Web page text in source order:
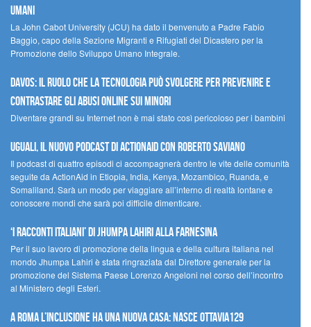
umani
La John Cabot University (JCU) ha dato il benvenuto a Padre Fabio
Baggio, capo della Sezione Migranti e Rifugiati del Dicastero per la
Promozione dello Sviluppo Umano Integrale.
Davos: il ruolo che la tecnologia può svolgere per prevenire e
contrastare gli abusi online sui minori
Diventare grandi su Internet non è mai stato così pericoloso per i bambini
UGUALI, il nuovo podcast di ACTIONAID con Roberto Saviano
Il podcast di quattro episodi ci accompagnerà dentro le vite delle comunità
seguite da ActionAid in Etiopia, India, Kenya, Mozambico, Ruanda, e
Somaliland. Sarà un modo per viaggiare all’interno di realtà lontane e
conoscere mondi che sarà poi difficile dimenticare.
‘I racconti italiani’ di Jhumpa Lahiri alla Farnesina
Per il suo lavoro di promozione della lingua e della cultura italiana nel
mondo Jhumpa Lahiri è stata ringraziata dal Direttore generale per la
promozione del Sistema Paese Lorenzo Angeloni nel corso dell’incontro
al Ministero degli Esteri.
A Roma l’inclusione ha una nuova casa: nasce Ottavia129